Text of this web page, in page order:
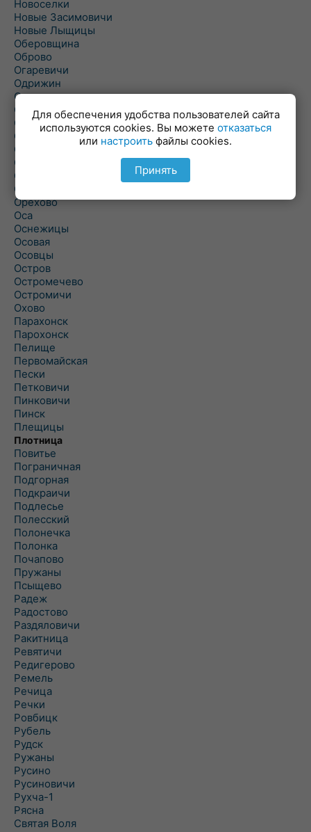
Новоселки
Новые Засимовичи
Новые Лыщицы
Оберовщина
Оброво
Огаревичи
Одрижин
Оздамичи
Озяты
Олтуш
Ольманы
Ольпень
Ольшаны
Омельная
Ополь
Орехово
Оса
Оснежицы
Осовая
Осовцы
Остров
Остромечево
Остромичи
Охово
Парахонск
Парохонск
Пелище
Первомайская
Пески
Петковичи
Пинковичи
Пинск
Плещицы
Плотница
Повитье
Пограничная
Подгорная
Подкраичи
Подлесье
Полесский
Полонечка
Полонка
Почапово
Пружаны
Псыщево
Радеж
Радостово
Раздяловичи
Ракитница
Ревятичи
Редигерово
Ремель
Речица
Речки
Ровбицк
Рубель
Рудск
Ружаны
Русино
Русиновичи
Рухча-1
Рясна
Святая Воля
Для обеспечения удобства пользователей сайта
используются cookies. Вы можете отказаться
или настроить файлы cookies.
Принять